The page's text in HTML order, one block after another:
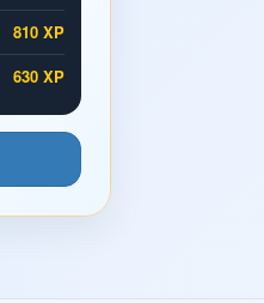
810 XP
630 XP